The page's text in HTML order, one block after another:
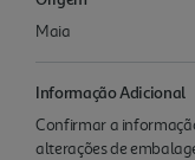
Maia
Informação Adicional
Confirmar a
alterações de